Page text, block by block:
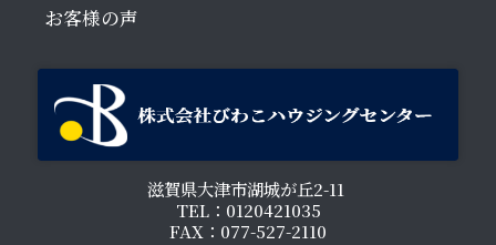
お客様の声
滋賀県大津市湖城が丘2-11
TEL：0120421035
FAX：077-527-2110